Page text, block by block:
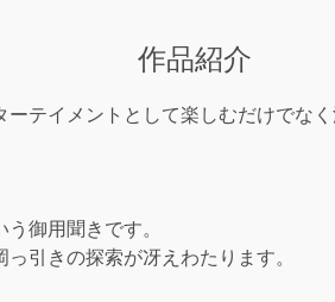
作品紹介
テイメントとして楽しむだけでな
御用聞きです。
引きの探索が冴えわたります。